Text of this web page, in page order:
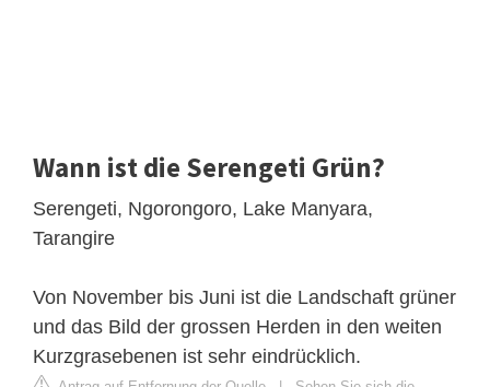
Wann ist die Serengeti Grün?
Serengeti, Ngorongoro, Lake Manyara,
Tarangire
Von November bis Juni ist die Landschaft grüner
und das Bild der grossen Herden in den weiten
Kurzgrasebenen ist sehr eindrücklich.